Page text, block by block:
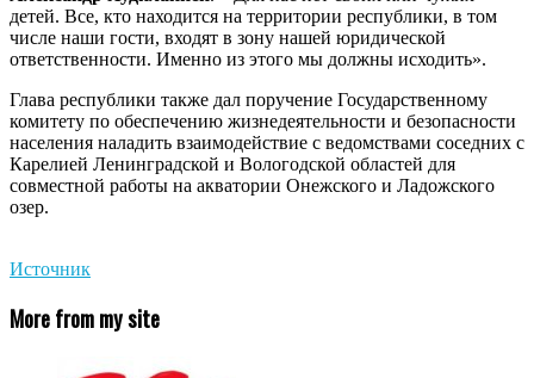
детей. Все, кто находится на территории республики, в том
числе наши гости, входят в зону нашей юридической
ответственности. Именно из этого мы должны исходить».
Глава республики также дал поручение Государственному
комитету по обеспечению жизнедеятельности и безопасности
населения наладить взаимодействие с ведомствами соседних с
Карелией Ленинградской и Вологодской областей для
совместной работы на акватории Онежского и Ладожского
озер.
Источник
More from my site